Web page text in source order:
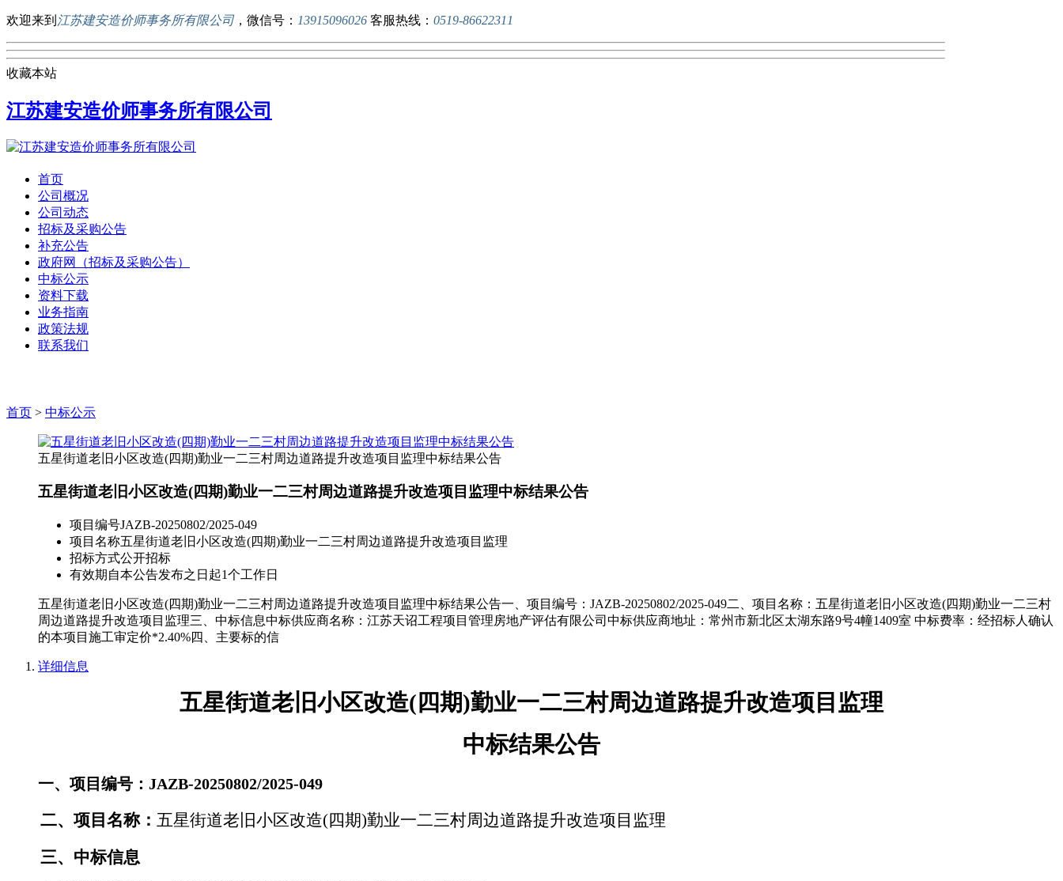
欢迎来到 江苏建安造价师事务所有限公司，微信号： 13915096026 客服热线： 0519-86622311
收藏本站
江苏建安造价师事务所有限公司
首页
公司概况
公司动态
招标及采购公告
补充公告
政府网（招标及采购公告）
中标公示
资料下载
业务指南
政策法规
联系我们
首页 > 中标公示
五星街道老旧小区改造(四期)勤业一二三村周边道路提升改造项目监理中标结果公告
五星街道老旧小区改造(四期)勤业一二三村周边道路提升改造项目监理中标结果公告
项目编号JAZB-20250802/2025-049
项目名称五星街道老旧小区改造(四期)勤业一二三村周边道路提升改造项目监理
招标方式公开招标
有效期 自本公告发布之日起1个工作日
五星街道老旧小区改造(四期)勤业一二三村周边道路提升改造项目监理中标结果公告一、项目编号：JAZB-20250802/2025-049二、项目名称：五星街道老旧小区改造(四期)勤业一二三村
周边道路提升改造项目监理三、中标信息中标供应商名称：江苏天诏工程项目管理房地产评估有限公司中标供应商地址：常州市新北区太湖东路9号4幢1409室 中标费率：经招标人确认
的本项目施工审定价*2.40%四、主要标的信
详细信息
五星街道老旧小区改造(四期)勤业一二三村周边道路提升改造项目 监理
中标结果公告
一、项目编号： JAZB-20250802/2025-049
二、项目名称： 五星街道老旧小区改造(四期)勤业一二三村周边道路提升改造项目 监理
三、 中标信息